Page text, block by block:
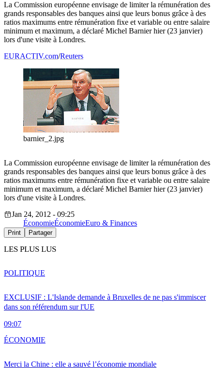
La Commission européenne envisage de limiter la rémunération des
grands responsables des banques ainsi que leurs bonus grâce à des
ratios maximums entre rémunération fixe et variable ou entre salaire
minimum et maximum, a déclaré Michel Barnier hier (23 janvier)
lors d'une visite à Londres.
EURACTIV.com/Reuters
barnier_2.jpg
La Commission européenne envisage de limiter la rémunération des
grands responsables des banques ainsi que leurs bonus grâce à des
ratios maximums entre rémunération fixe et variable ou entre salaire
minimum et maximum, a déclaré Michel Barnier hier (23 janvier)
lors d'une visite à Londres.
Jan 24, 2012 - 09:25
ÉconomieÉconomieEuro & Finances
Print Partager
LES PLUS LUS
EXCLUSIF : L'Islande demande à Bruxelles de ne pas s'immiscer
dans son référendum sur l'UE
09:07
POLITIQUE
Merci la Chine : elle a sauvé l’économie mondiale
ÉCONOMIE